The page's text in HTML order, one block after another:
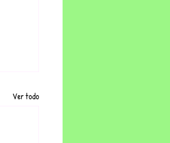
Ver todo